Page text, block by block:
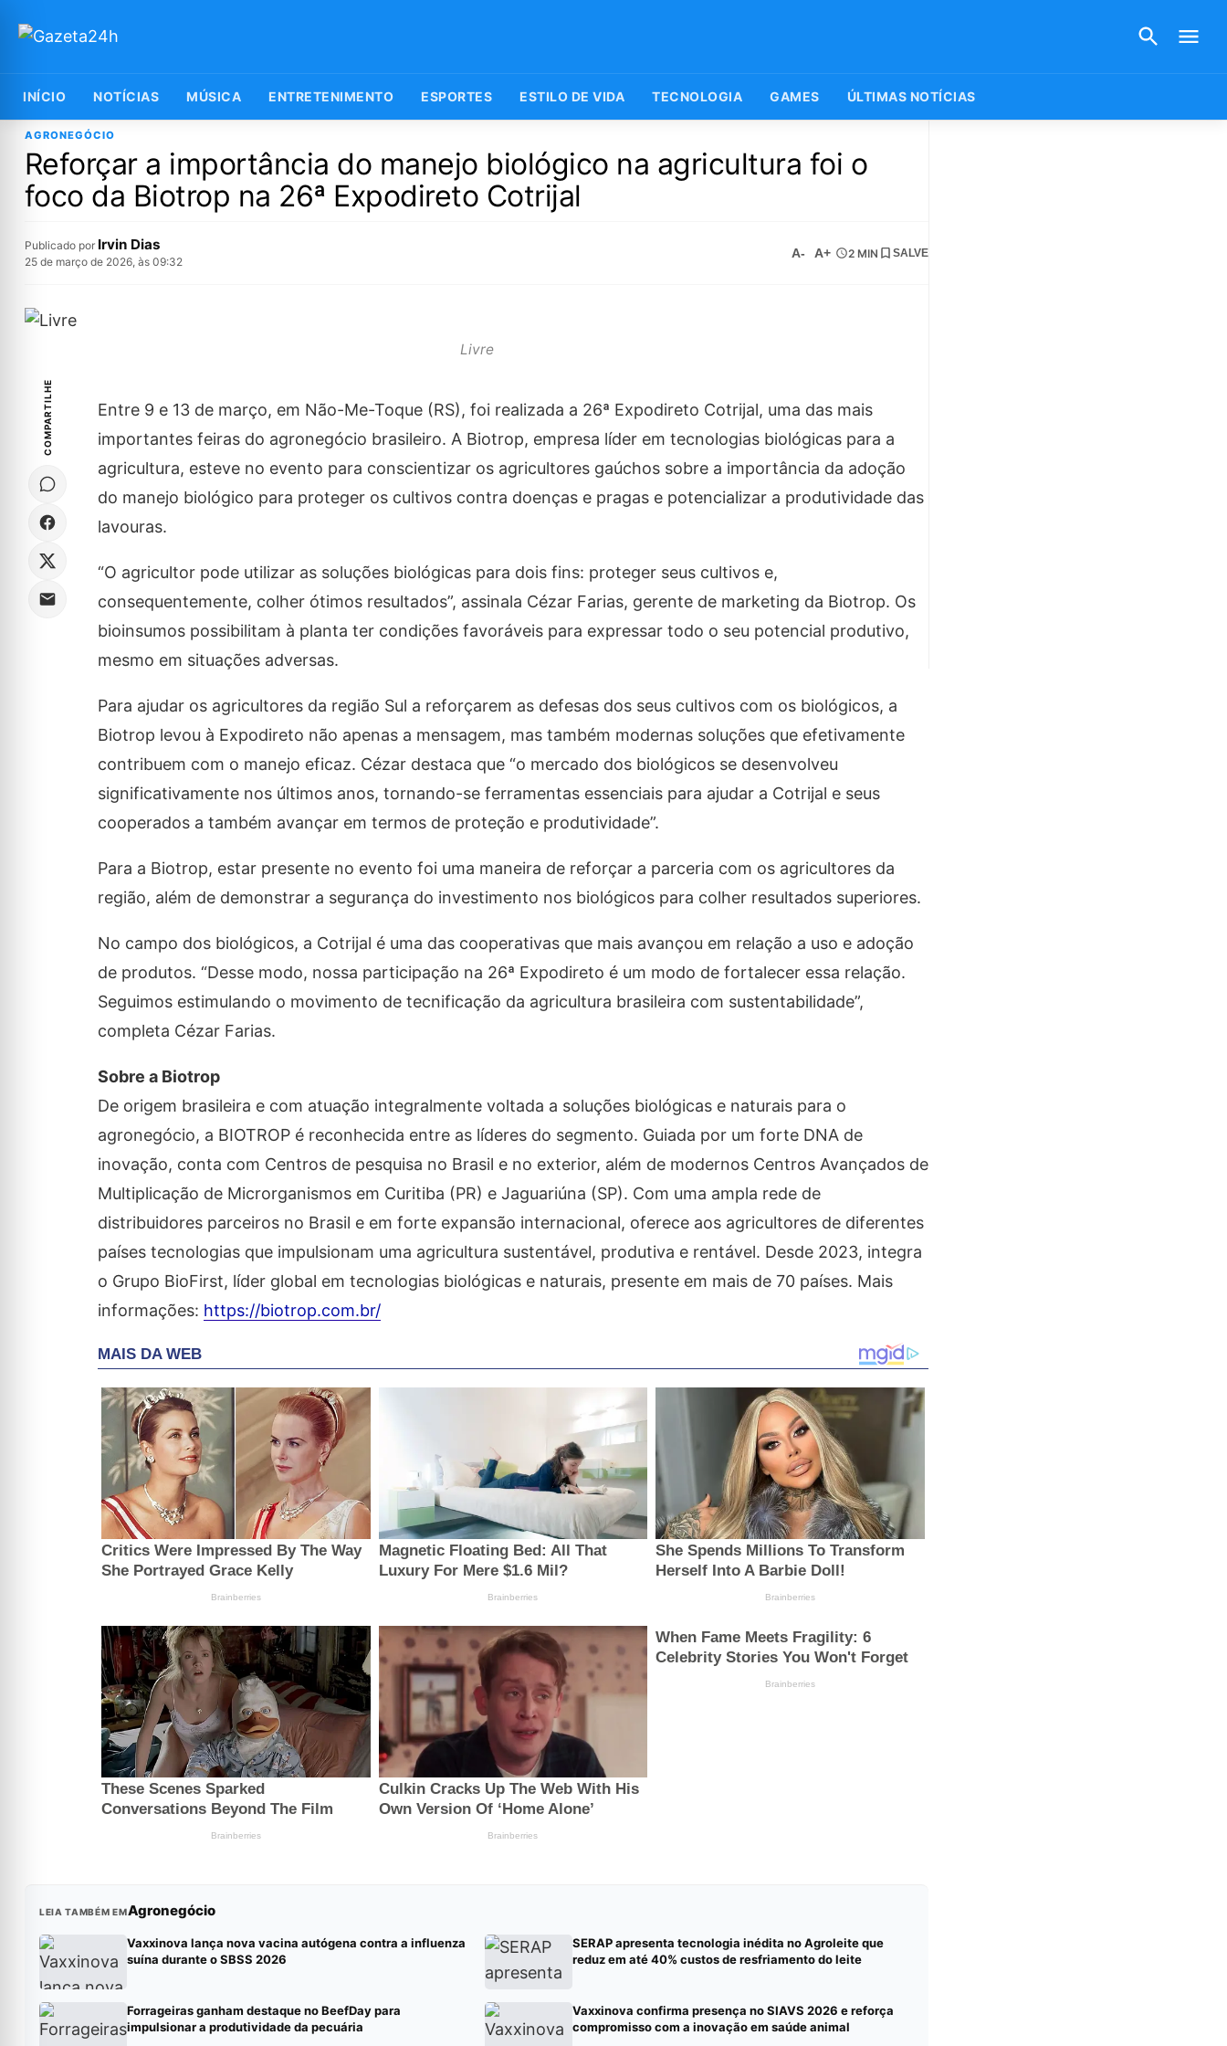
INÍCIO NOTÍCIAS MÚSICA ENTRETENIMENTO ESPORTES ESTILO DE VIDA TECNOLOGIA GAMES ÚLTIMAS NOTÍCIAS
AGRONEGÓCIO
Reforçar a importância do manejo biológico na agricultura foi o
foco da Biotrop na 26ª Expodireto Cotrijal
Publicado por Irvin Dias
25 de março de 2026, às 09:32
A- A+ 2 MIN SALVE
Livre
COMPARTILHE
Entre 9 e 13 de março, em Não-Me-Toque (RS), foi realizada a 26ª Expodireto Cotrijal, uma das mais
importantes feiras do agronegócio brasileiro. A Biotrop, empresa líder em tecnologias biológicas para a
agricultura, esteve no evento para conscientizar os agricultores gaúchos sobre a importância da adoção
do manejo biológico para proteger os cultivos contra doenças e pragas e potencializar a produtividade das
lavouras.
“O agricultor pode utilizar as soluções biológicas para dois fins: proteger seus cultivos e,
consequentemente, colher ótimos resultados”, assinala Cézar Farias, gerente de marketing da Biotrop. Os
bioinsumos possibilitam à planta ter condições favoráveis para expressar todo o seu potencial produtivo,
mesmo em situações adversas.
Para ajudar os agricultores da região Sul a reforçarem as defesas dos seus cultivos com os biológicos, a
Biotrop levou à Expodireto não apenas a mensagem, mas também modernas soluções que efetivamente
contribuem com o manejo eficaz. Cézar destaca que “o mercado dos biológicos se desenvolveu
significativamente nos últimos anos, tornando-se ferramentas essenciais para ajudar a Cotrijal e seus
cooperados a também avançar em termos de proteção e produtividade”.
Para a Biotrop, estar presente no evento foi uma maneira de reforçar a parceria com os agricultores da
região, além de demonstrar a segurança do investimento nos biológicos para colher resultados superiores.
No campo dos biológicos, a Cotrijal é uma das cooperativas que mais avançou em relação a uso e adoção
de produtos. “Desse modo, nossa participação na 26ª Expodireto é um modo de fortalecer essa relação.
Seguimos estimulando o movimento de tecnificação da agricultura brasileira com sustentabilidade”,
completa Cézar Farias.
Sobre a Biotrop
De origem brasileira e com atuação integralmente voltada a soluções biológicas e naturais para o
agronegócio, a BIOTROP é reconhecida entre as líderes do segmento. Guiada por um forte DNA de
inovação, conta com Centros de pesquisa no Brasil e no exterior, além de modernos Centros Avançados de
Multiplicação de Microrganismos em Curitiba (PR) e Jaguariúna (SP). Com uma ampla rede de
distribuidores parceiros no Brasil e em forte expansão internacional, oferece aos agricultores de diferentes
países tecnologias que impulsionam uma agricultura sustentável, produtiva e rentável. Desde 2023, integra
o Grupo BioFirst, líder global em tecnologias biológicas e naturais, presente em mais de 70 países. Mais
informações: https://biotrop.com.br/
LEIA TAMBÉM EMAgronegócio
Vaxxinova lança nova vacina autógena contra a influenza
suína durante o SBSS 2026
SERAP apresenta tecnologia inédita no Agroleite que
reduz em até 40% custos de resfriamento do leite
Forrageiras ganham destaque no BeefDay para
impulsionar a produtividade da pecuária
Vaxxinova confirma presença no SIAVS 2026 e reforça
compromisso com a inovação em saúde animal